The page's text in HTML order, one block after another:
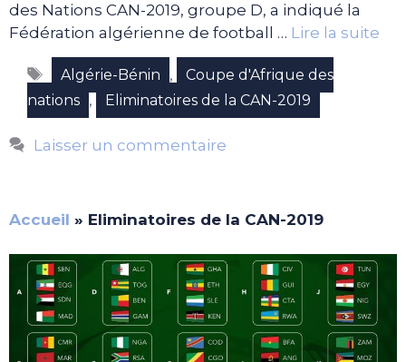
des Nations CAN-2019, groupe D, a indiqué la
Fédération algérienne de football … Lire la suite
Étiquettes
Algérie-Bénin ,
Coupe d'Afrique des
nations , Eliminatoires de la CAN-2019
Laisser un commentaire
Accueil » Eliminatoires de la CAN-2019